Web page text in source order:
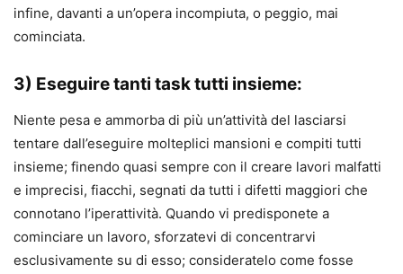
infine, davanti a un’opera incompiuta, o peggio, mai
cominciata.
3) Eseguire tanti task tutti insieme:
Niente pesa e ammorba di più un’attività del lasciarsi
tentare dall’eseguire molteplici mansioni e compiti tutti
insieme; finendo quasi sempre con il creare lavori malfatti
e imprecisi, fiacchi, segnati da tutti i difetti maggiori che
connotano l’iperattività. Quando vi predisponete a
cominciare un lavoro, sforzatevi di concentrarvi
esclusivamente su di esso; consideratelo come fosse